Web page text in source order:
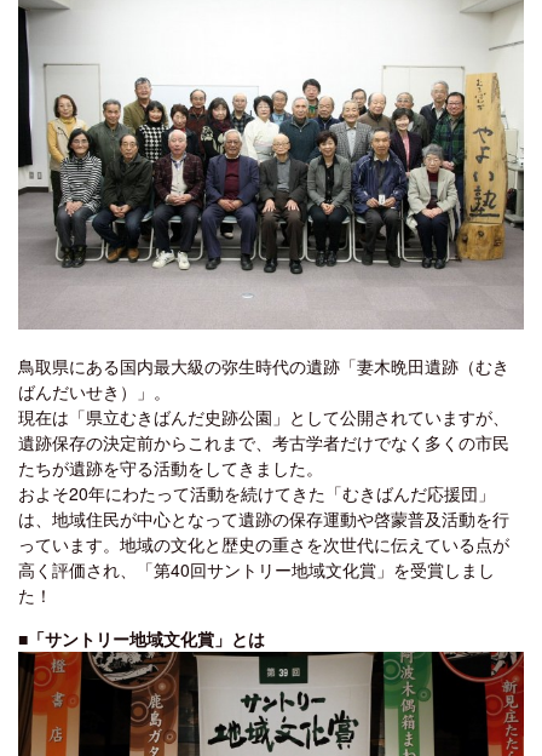
鳥取県にある国内最大級の弥生時代の遺跡「妻木晩田遺跡（むき
ばんだいせき）」。
現在は「県立むきばんだ史跡公園」として公開されていますが、
遺跡保存の決定前からこれまで、考古学者だけでなく多くの市民
たちが遺跡を守る活動をしてきました。
およそ20年にわたって活動を続けてきた「むきばんだ応援団」
は、地域住民が中心となって遺跡の保存運動や啓蒙普及活動を行
っています。地域の文化と歴史の重さを次世代に伝えている点が
高く評価され、「第40回サントリー地域文化賞」を受賞しまし
た！
■「サントリー地域文化賞」とは